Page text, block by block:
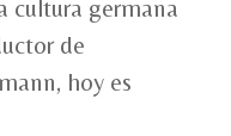
cultura germana
de
hoy es